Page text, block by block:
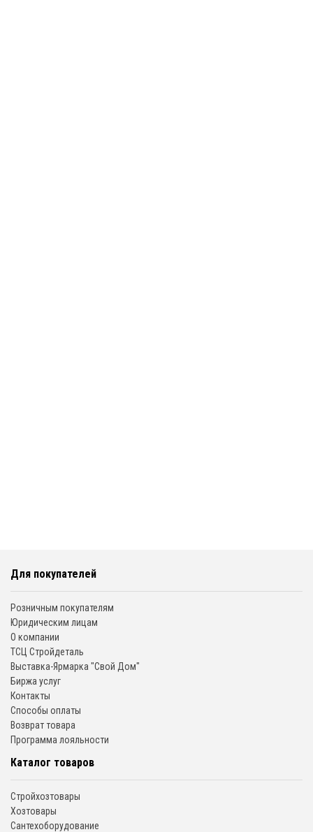
Для покупателей
Розничным покупателям
Юридическим лицам
О компании
ТСЦ Стройдеталь
Выставка-Ярмарка "Свой Дом"
Биржа услуг
Контакты
Способы оплаты
Возврат товара
Программа лояльности
Каталог товаров
Стройхозтовары
Хозтовары
Сантехоборудование